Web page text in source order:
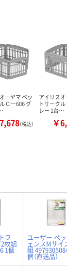
ーヤマ ペッ
CIー606 グ
（税込）
アイリス
トサーク
レー 1台…
￥
フ
枚組
1個
ユーザー ペ
ェンスMサイ
組
個（直送品）